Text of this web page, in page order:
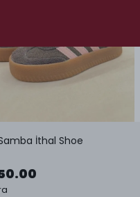
İthal Shoe